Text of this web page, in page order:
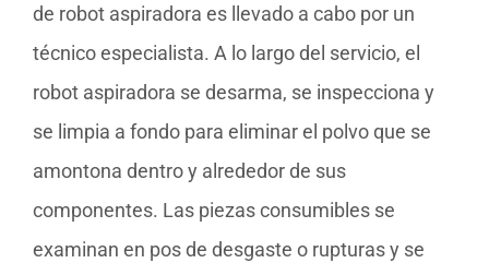
de robot aspiradora es llevado a cabo por un
técnico especialista. A lo largo del servicio, el
robot aspiradora se desarma, se inspecciona y
se limpia a fondo para eliminar el polvo que se
amontona dentro y alrededor de sus
componentes. Las piezas consumibles se
examinan en pos de desgaste o rupturas y se